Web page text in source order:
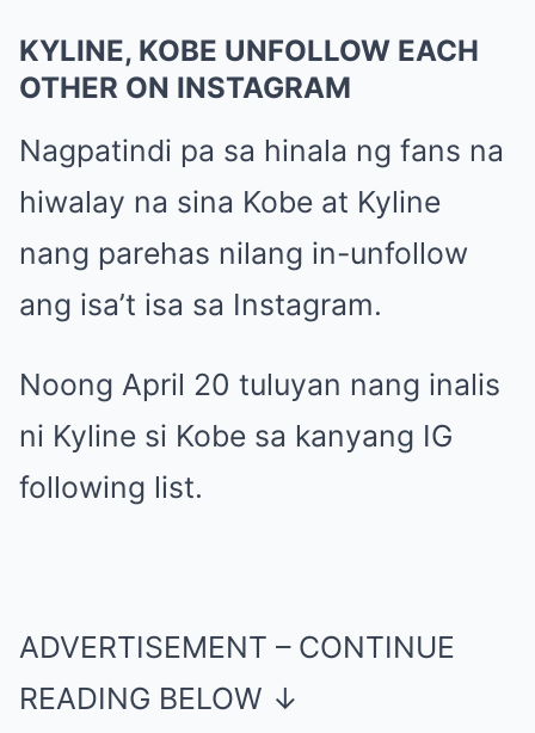
KYLINE, KOBE UNFOLLOW EACH
OTHER ON INSTAGRAM
Nagpatindi pa sa hinala ng fans na
hiwalay na sina Kobe at Kyline
nang parehas nilang in-unfollow
ang isa’t isa sa Instagram.
Noong April 20 tuluyan nang inalis
ni Kyline si Kobe sa kanyang IG
following list.
ADVERTISEMENT – CONTINUE
READING BELOW ↓